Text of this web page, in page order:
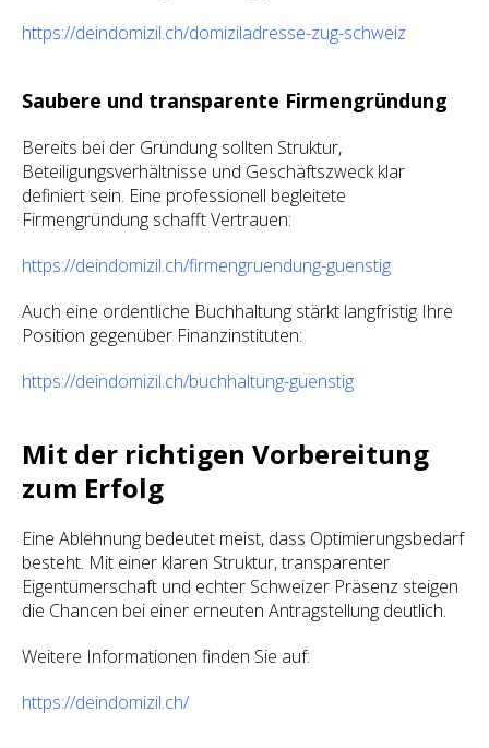
https://deindomizil.ch/domiziladresse-zug-schweiz
Saubere und transparente Firmengründung
Bereits bei der Gründung sollten Struktur,
Beteiligungsverhältnisse und Geschäftszweck klar
definiert sein. Eine professionell begleitete
Firmengründung schafft Vertrauen:
https://deindomizil.ch/firmengruendung-guenstig
Auch eine ordentliche Buchhaltung stärkt langfristig Ihre
Position gegenüber Finanzinstituten:
https://deindomizil.ch/buchhaltung-guenstig
Mit der richtigen Vorbereitung
zum Erfolg
Eine Ablehnung bedeutet meist, dass Optimierungsbedarf
besteht. Mit einer klaren Struktur, transparenter
Eigentümerschaft und echter Schweizer Präsenz steigen
die Chancen bei einer erneuten Antragstellung deutlich.
Weitere Informationen finden Sie auf:
https://deindomizil.ch/